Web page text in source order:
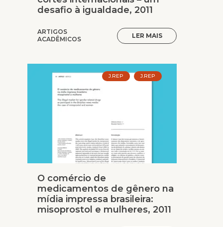
desafio à igualdade, 2011
ARTIGOS
ACADÊMICOS
LER MAIS
J.REP J.REP
O comércio de
medicamentos de gênero na
mídia impressa brasileira:
misoprostol e mulheres, 2011